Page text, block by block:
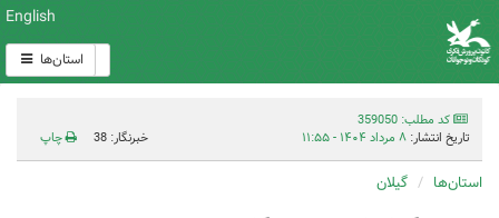
English
استان‌ها
کد مطلب: 359050
تاریخ انتشار: ۸ مرداد ۱۴۰۴ - ۱۱:۵۵ خبرنگار: 38 چاپ
استان‌ها گیلان